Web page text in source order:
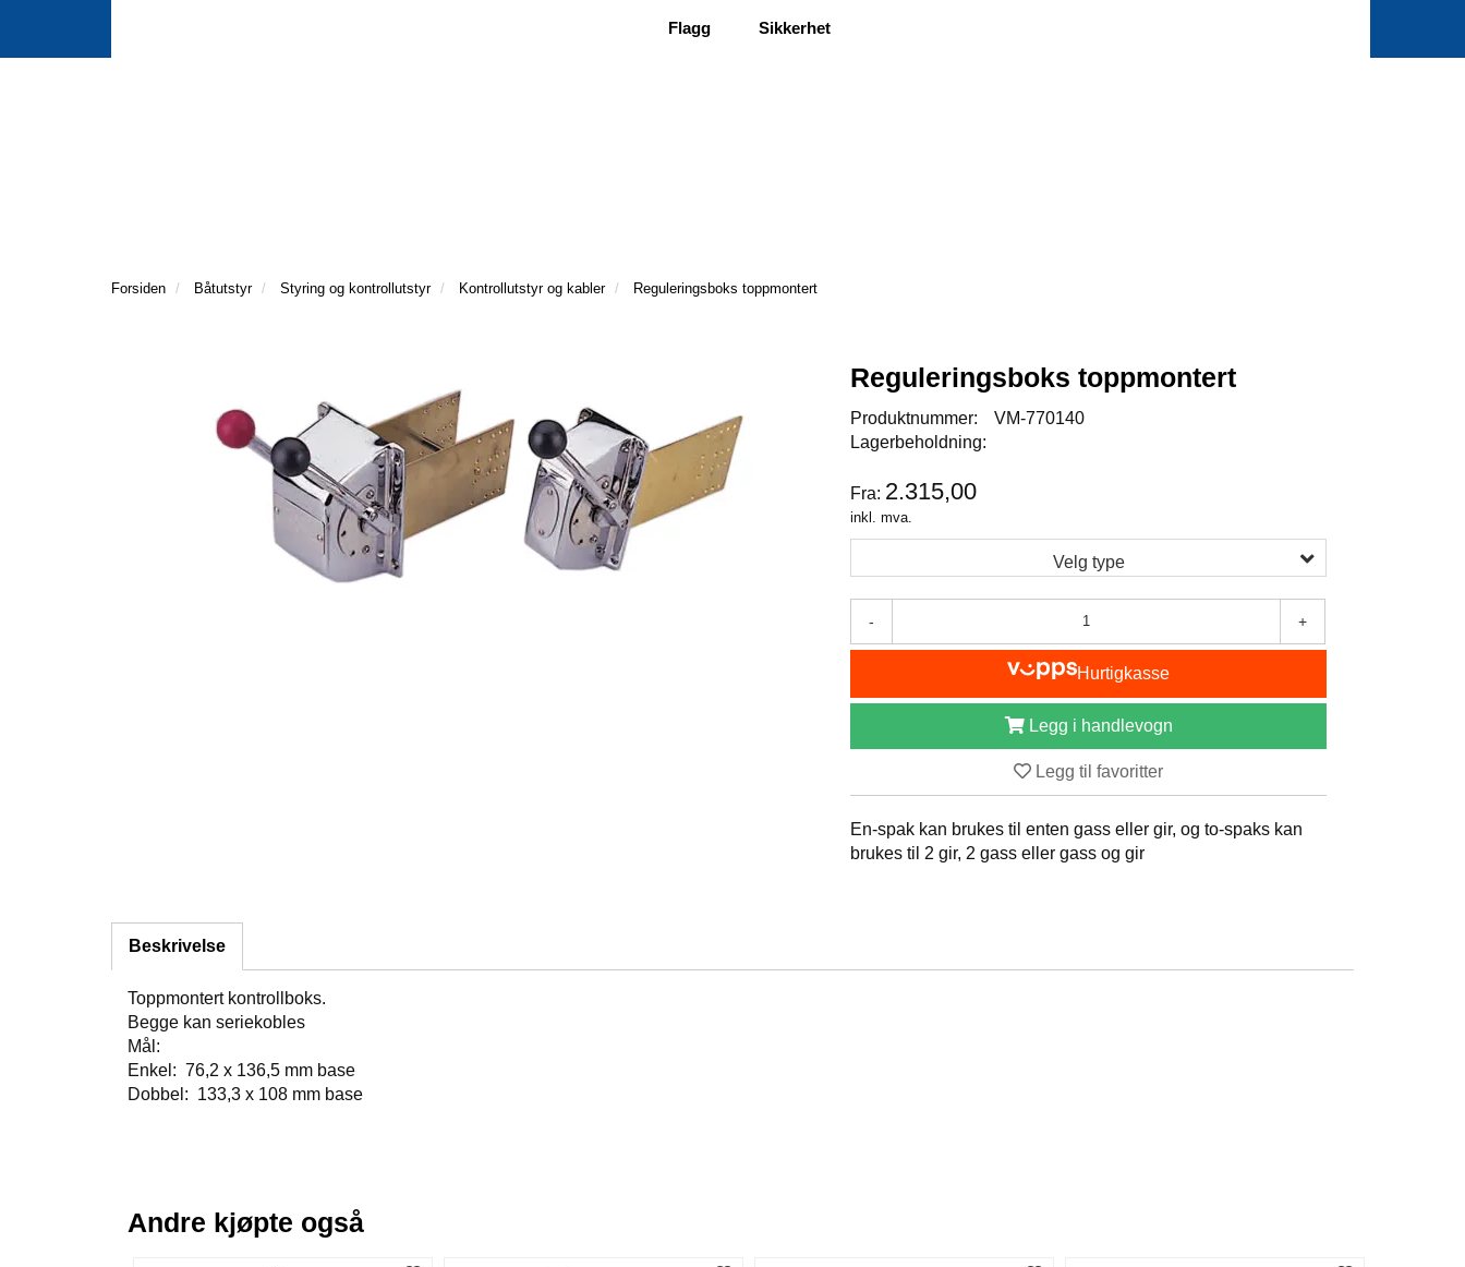
Flagg Sikkerhet
Forsiden Båtutstyr Styring og kontrollutstyr Kontrollutstyr og kabler Reguleringsboks toppmontert
Reguleringsboks toppmontert
Produktnummer:
VM-770140
Lagerbeholdning:
Fra: 2.315,00
inkl. mva.
Velg type
- +
Hurtigkasse
Legg i handlevogn
Legg til favoritter
En-spak kan brukes til enten gass eller gir, og to-spaks kan
brukes til 2 gir, 2 gass eller gass og gir
Beskrivelse
Toppmontert kontrollboks.
Begge kan seriekobles
Mål:
Enkel: 76,2 x 136,5 mm base
Dobbel: 133,3 x 108 mm base
Andre kjøpte også